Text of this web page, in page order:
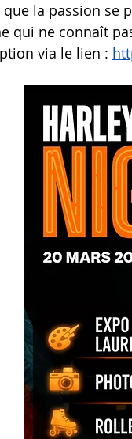
que la passion se
qui ne connaît
via le lien :